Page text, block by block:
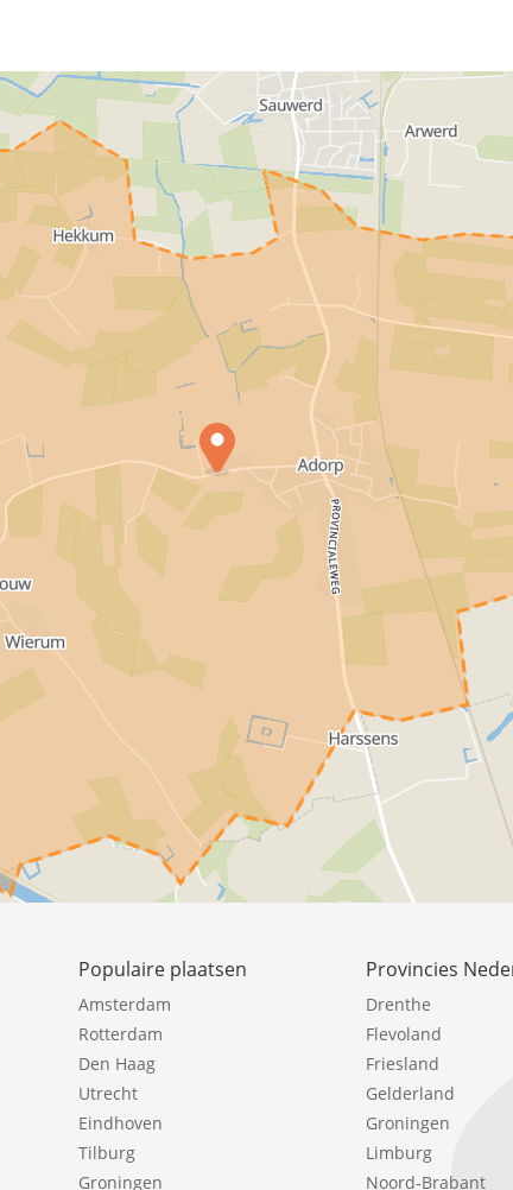
Populaire plaatsen
Amsterdam
Rotterdam
Den Haag
Utrecht
Eindhoven
Tilburg
Groningen
Provincies
Drenthe
Flevoland
Friesland
Gelderland
Groningen
Limburg
Noord-Brabant